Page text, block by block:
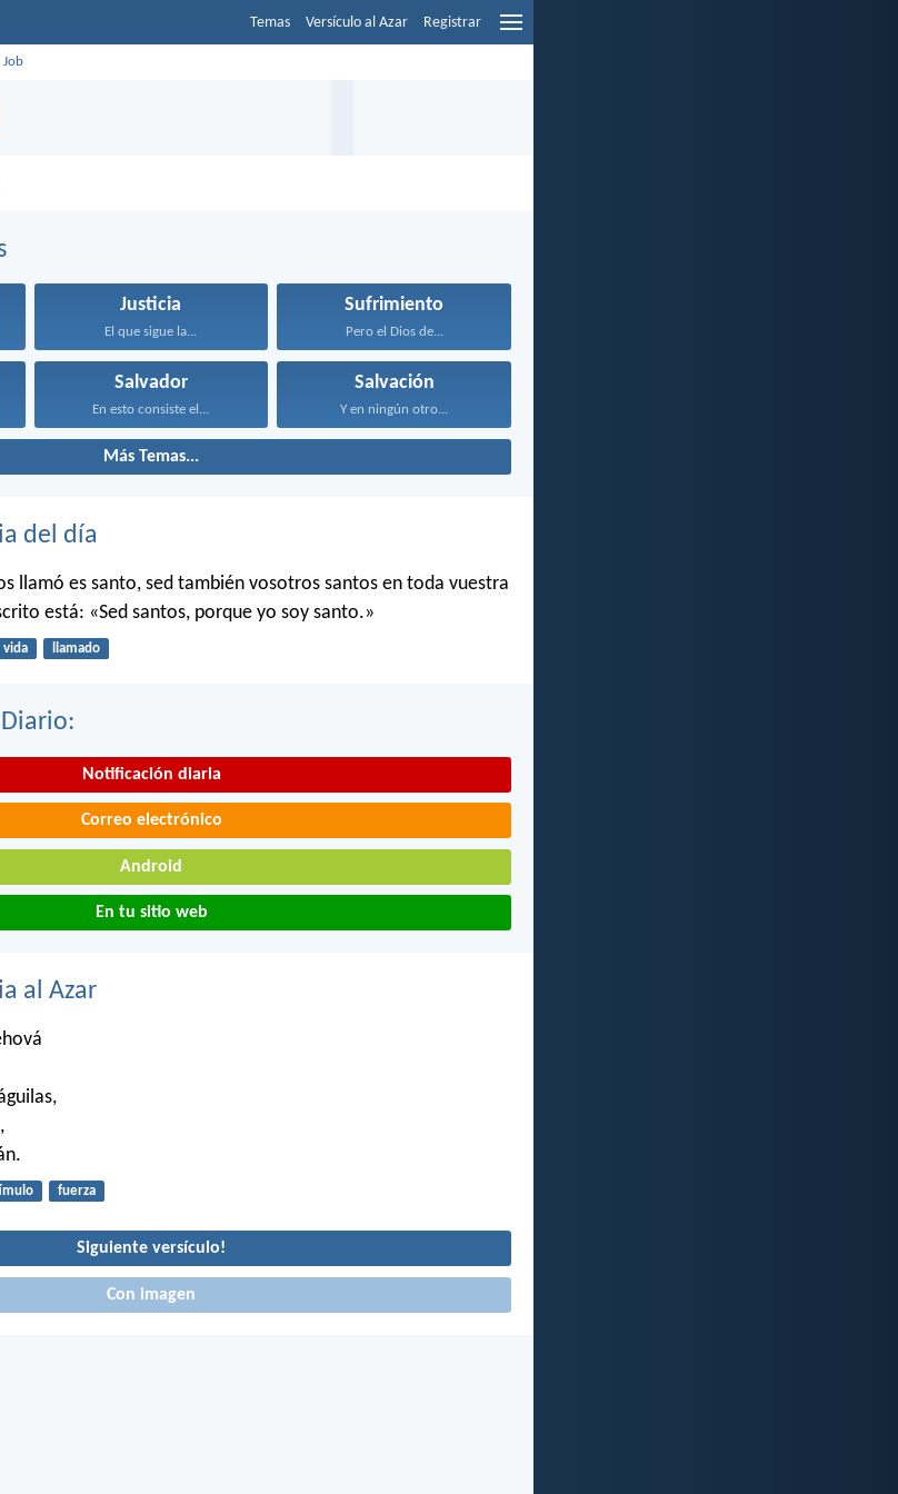
Temas Versículo al Azar Registrar
Job
Justicia
El que sigue la...
Sufrimiento
Pero el Dios de...
Salvador
En esto consiste el...
Salvación
Y en ningún otro...
Más Temas...
del día
llamó es santo, sed también vosotros santos en toda vuestra
está: «Sed santos, porque yo soy santo.»
vida llamado
Notificación diaria
Correo electrónico
Android
En tu sitio web
al Azar
fuerza
Siguiente versículo!
Con imagen